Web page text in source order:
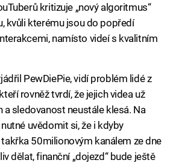
kritizuje „nový algoritmus“
kvůli kterému jsou do popředí
namísto videí s kvalitním
PewDiePie, vidí problém lidé z
rovněž tvrdí, že jejich videa už
a sledovanost neustále klesá. Na
uvědomit si, že i kdyby
50milionovým kanálem ze dne
dělat, finanční „dojezd“ bude ještě